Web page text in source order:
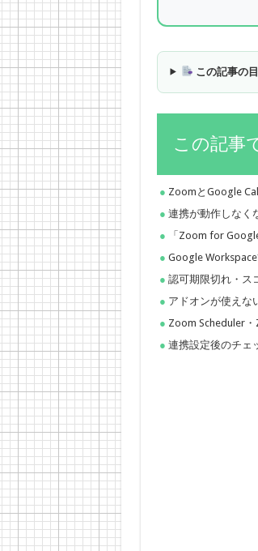
この記事の
この記事
ZoomとGoogle
連携が動作しなく
「Zoom for
Google
認可期限切れ・ス
アドオンが使えな
Zoom Scheduler
連携設定後のチェ